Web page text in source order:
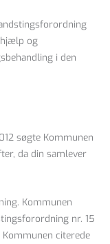
og
i den
søgte Kommunen
da din samlever
Kommunen
nr. 15
citerede